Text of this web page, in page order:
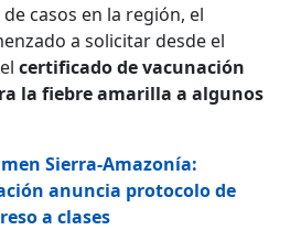
casos en la región, el
a solicitar desde el
elcertificado de vacunación
la fiebre amarilla a algunos
Sierra-Amazonía:
anuncia protocolo de
a clases